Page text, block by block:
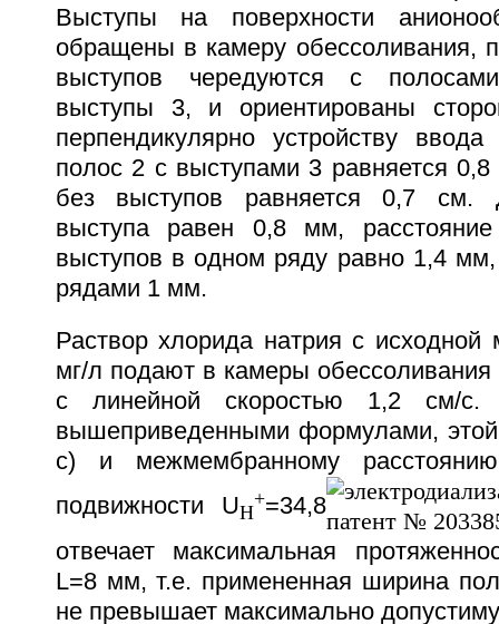
Выступы на поверхности
обращены в камеру обессоливания,
выступов чередуются с
выступы 3, и ориентированы
перпендикулярно устройству
полос 2 с выступами 3 равняется
без выступов равняется 0,7 см.
выступа равен 0,8 мм,
выступов в одном ряду равно 1,4
рядами 1 мм.
Раствор хлорида натрия с исходной
мг/л подают в камеры обессоливания
с линейной скоростью 1,2 см/с.
вышеприведенными формулами, этой
с) и межмембранному
подвижности UH
+=34,8
отвечает максимальная
L=8 мм, т.е. примененная ширина
не превышает максимально